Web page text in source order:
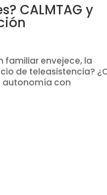
CALMTAG y
familiar envejece, la
de teleasistencia?
autonomía con